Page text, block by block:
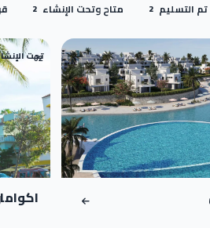
تم التسليم 2 متاح وتحت الإنشاء 2
تحت
02